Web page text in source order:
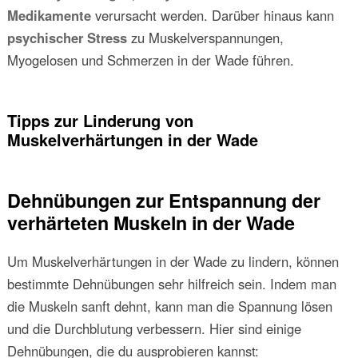
Medikamenteverursacht werden. Darüber hinaus kann
psychischer Stresszu Muskelverspannungen,
Myogelosen und Schmerzen in der Wade führen.
Tipps zur Linderung von
Muskelverhärtungen in der Wade
Dehnübungen zur Entspannung der
verhärteten Muskeln in der Wade
Um Muskelverhärtungen in der Wade zu lindern, können
bestimmte Dehnübungen sehr hilfreich sein. Indem man
die Muskeln sanft dehnt, kann man die Spannung lösen
und die Durchblutung verbessern. Hier sind einige
Dehnübungen, die du ausprobieren kannst: